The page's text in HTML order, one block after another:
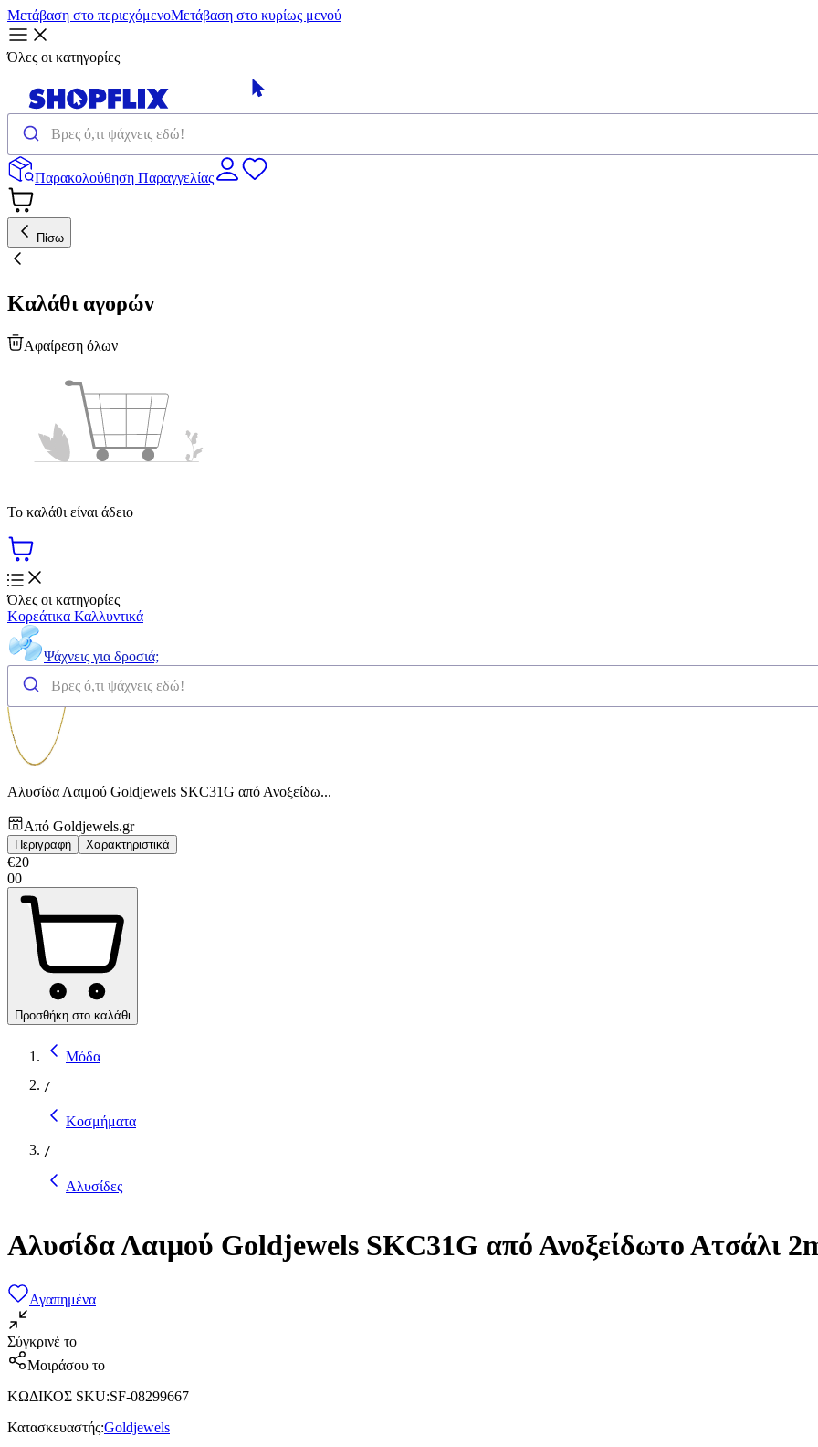
Μετάβαση στο περιεχόμενοΜετάβαση στο κυρίως μενού
Όλες οι κατηγορίες
Παρακολούθηση Παραγγελίας
Πίσω
Καλάθι αγορών
Αφαίρεση όλων
Το καλάθι είναι άδειο
Όλες οι κατηγορίες
Κορεάτικα Καλλυντικά
Ψάχνεις για δροσιά;
Αλυσίδα Λαιμού Goldjewels SKC31G από Ανοξείδω...
Από Goldjewels.gr
Περιγραφή Χαρακτηριστικά
€20
00
Προσθήκη στο καλάθι
Μόδα
/
Κοσμήματα
/
Αλυσίδες
Αλυσίδα Λαιμού Goldjewels SKC31G από Ανοξείδωτο Ατσάλι
Αγαπημένα
Σύγκρινέ το
Μοιράσου το
ΚΩΔΙΚΟΣ SKU:SF-08299667
Κατασκευαστής:Goldjewels